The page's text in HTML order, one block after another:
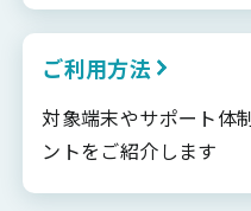
ご利用方法
対象端末やサポート体
ントをご紹介します